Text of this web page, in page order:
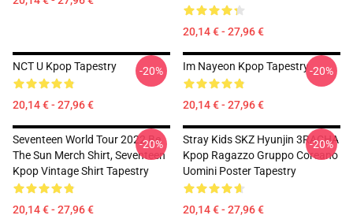
20,14 € - 27,96 €
NCT U Kpop Tapestry
20,14 € - 27,96 €
-20% Im Nayeon Kpop Tapestry
20,14 € - 27,96 €
-20%
Seventeen World Tour 2022 Be
The Sun Merch Shirt, Seventeen
Kpop Vintage Shirt Tapestry
20,14 € - 27,96 €
-20%
Stray Kids SKZ Hyunjin 3RACHA
Kpop Ragazzo Gruppo Coreano
Uomini Poster Tapestry
20,14 € - 27,96 €
-20%